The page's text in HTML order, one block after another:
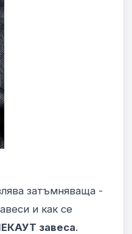
затъмняваща -
и как се
завеса.